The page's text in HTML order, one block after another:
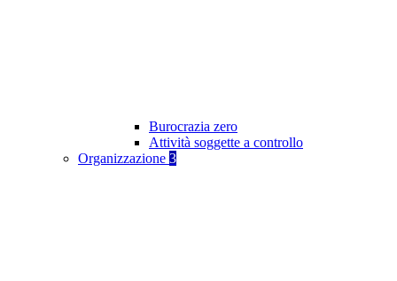
Burocrazia zero
Attività soggette a controllo
Organizzazione 3